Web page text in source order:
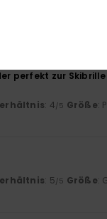
perfekt zur
: 4/5 Größe:
: 5/5 Größe: